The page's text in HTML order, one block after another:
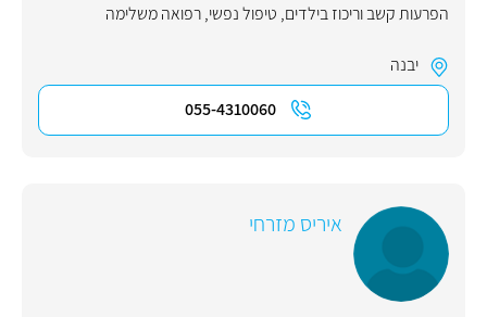
הפרעות קשב וריכוז בילדים, טיפול נפשי,רפואה משלימה
יבנה
055-4310060
איריס מזרחי